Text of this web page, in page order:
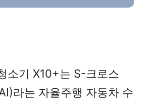
소기 X10+는 S-크로스
라는 자율주행 자동차 수